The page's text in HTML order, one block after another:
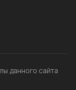
данного сайта